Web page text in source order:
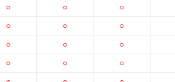
○
○
○
○
○
○
○
○
○
○
○
○